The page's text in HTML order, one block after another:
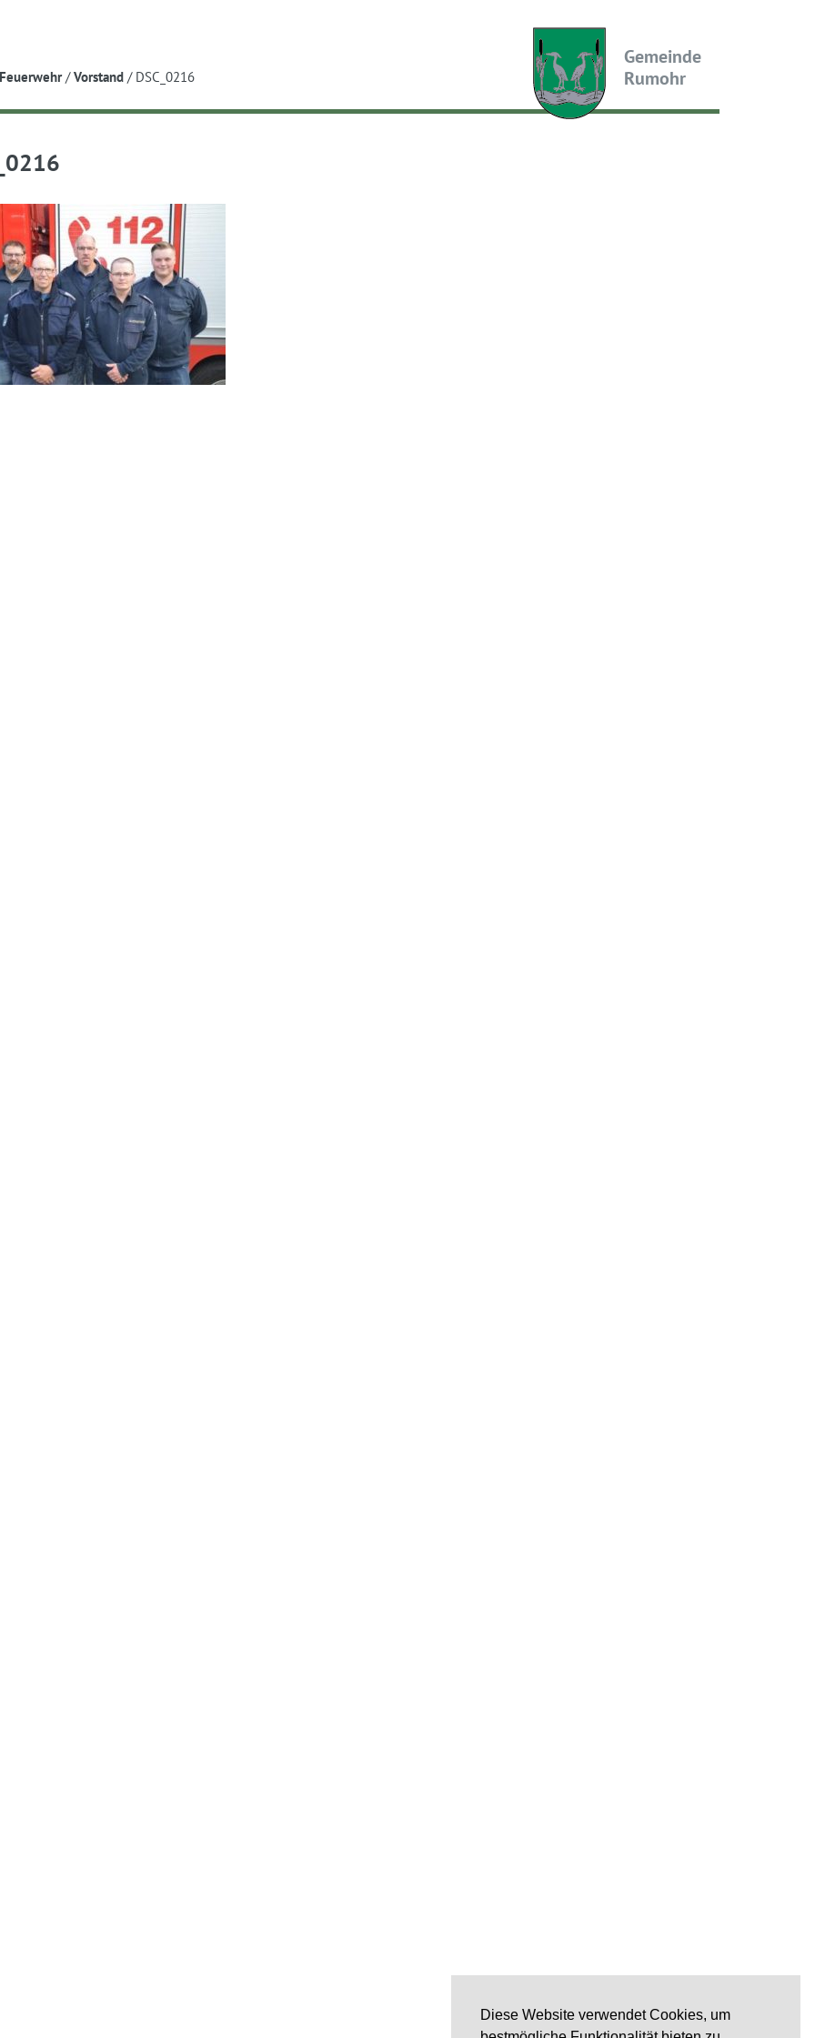
Diese Website verwendet Cookies, um
Feuerwehr/Vorstand / DSC_0216
Gemeinde
Rumohr